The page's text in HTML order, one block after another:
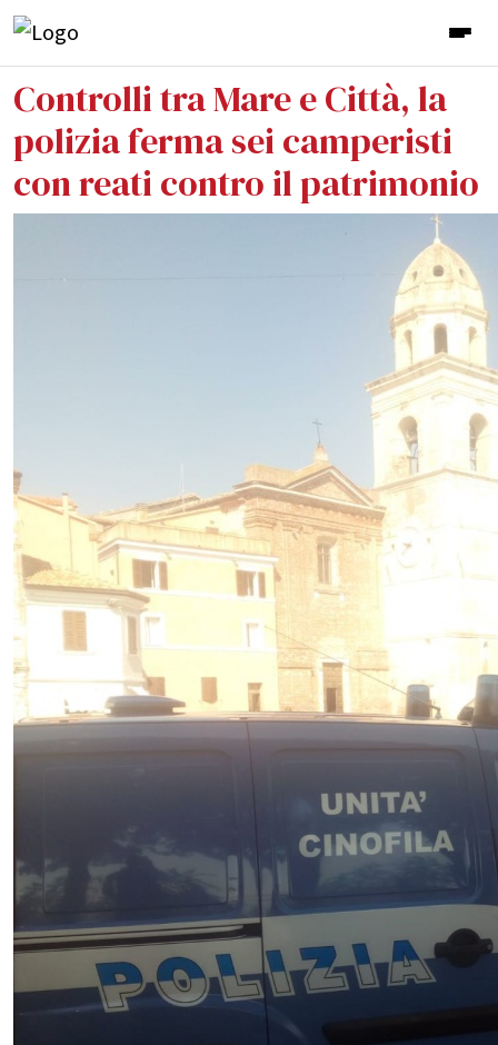
Controlli tra Mare e Città, la
polizia ferma sei camperisti
con reati contro il patrimonio